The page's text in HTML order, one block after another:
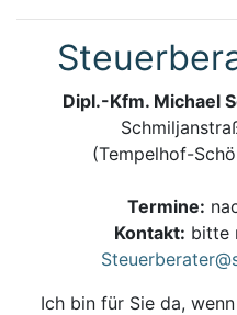
Dipl.-Kfm. Michael
(Tempelhof-
Termine:
Kontakt: bitte
Ich bin für Sie da,